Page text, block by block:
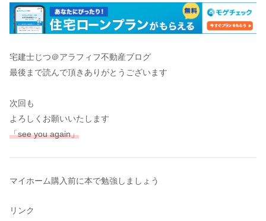
宅建士じつ＠アラフィフ不動産ブログ
最後まで読んで頂きありがとうございます
次回も
よろしくお願いいたします
「see you again」
マイホーム購入前に本で勉強しましょう
リンク